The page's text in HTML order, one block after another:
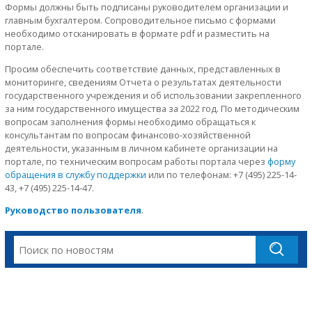
Формы должны быть подписаны руководителем организации и
главным бухгалтером. Сопроводительное письмо с формами
необходимо отсканировать в формате pdf и разместить на
портале.
Просим обеспечить соответствие данных, представленных в
мониторинге, сведениям Отчета о результатах деятельности
государственного учреждения и об использовании закрепленного
за ним государственного имущества за 2022 год. По методическим
вопросам заполнения формы необходимо обращаться к
консультантам по вопросам финансово-хозяйственной
деятельности, указанным в личном кабинете организации на
портале, по техническим вопросам работы портала через форму
обращения в службу поддержки или по телефонам: +7 (495) 225-14-
43, +7 (495) 225-14-47.
Руководство пользователя.